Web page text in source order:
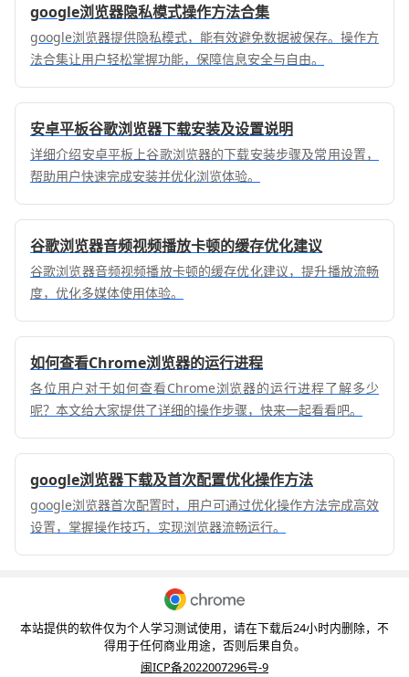
google浏览器隐私模式操作方法合集
google浏览器提供隐私模式，能有效避免数据被保存。操作方
法合集让用户轻松掌握功能，保障信息安全与自由。
安卓平板谷歌浏览器下载安装及设置说明
详细介绍安卓平板上谷歌浏览器的下载安装步骤及常用设置，
帮助用户快速完成安装并优化浏览体验。
谷歌浏览器音频视频播放卡顿的缓存优化建议
谷歌浏览器音频视频播放卡顿的缓存优化建议，提升播放流畅
度，优化多媒体使用体验。
如何查看Chrome浏览器的运行进程
各位用户对于如何查看Chrome浏览器的运行进程了解多少
呢？本文给大家提供了详细的操作步骤，快来一起看看吧。
google浏览器下载及首次配置优化操作方法
google浏览器首次配置时，用户可通过优化操作方法完成高效
设置，掌握操作技巧，实现浏览器流畅运行。
本站提供的软件仅为个人学习测试使用，请在下载后24小时内删除，不
得用于任何商业用途，否则后果自负。
闽ICP备2022007296号-9